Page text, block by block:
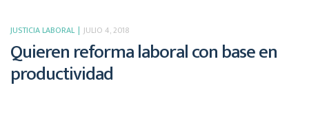
JUSTICIA LABORAL JULIO 4, 2018
Quieren reforma laboral con base en
productividad